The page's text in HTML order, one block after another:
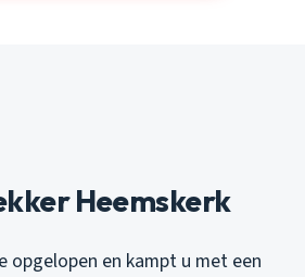
Heemskerk
opgelopen en kampt u met een